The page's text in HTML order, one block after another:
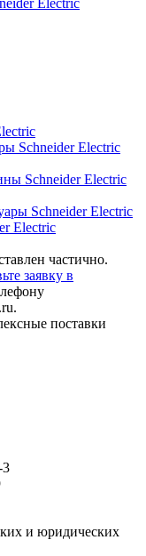
Schneider Electric
Schneider Electric
Schneider Electric
Electric
частично.
заявку в
.
поставки
3
и юридических